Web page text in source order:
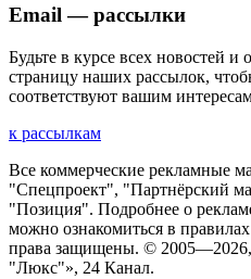
Email — рассылки
Будьте в курсе всех новостей
страницу наших рассылок,
соответствуют вашим
к рассылкам
Все коммерческие рекламные
"Спецпроект", "Партнёрский
"Позиция". Подробнее о
можно ознакомиться в
права защищены. © 2005—2026
"Люкс"», 24 Канал.